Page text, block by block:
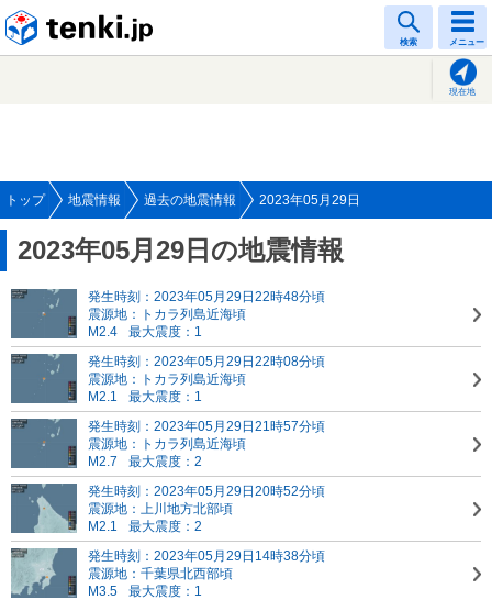
検索 メニュー
現在地
トップ 地震情報 過去の地震情報 2023年05月29日
2023年05月29日の地震情報
発生時刻：2023年05月29日22時48分頃
震源地：トカラ列島近海頃
M2.4
最大震度：1
発生時刻：2023年05月29日22時08分頃
震源地：トカラ列島近海頃
M2.1
最大震度：1
発生時刻：2023年05月29日21時57分頃
震源地：トカラ列島近海頃
M2.7
最大震度：2
発生時刻：2023年05月29日20時52分頃
震源地：上川地方北部頃
M2.1
最大震度：2
発生時刻：2023年05月29日14時38分頃
震源地：千葉県北西部頃
M3.5
最大震度：1